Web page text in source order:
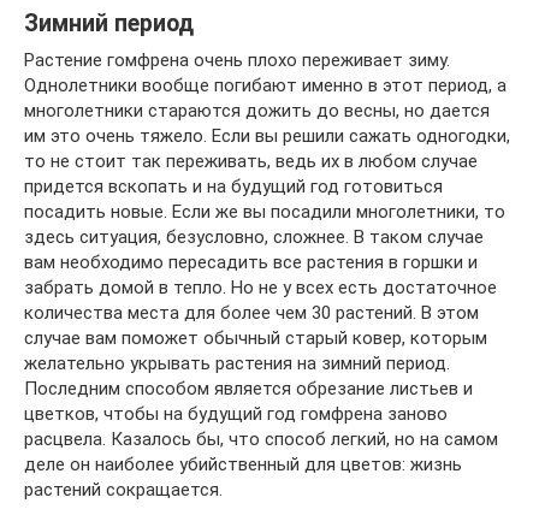
Зимний период
Растение гомфрена очень плохо переживает зиму.
Однолетники вообще погибают именно в этот период, а
многолетники стараются дожить до весны, но дается
им это очень тяжело. Если вы решили сажать одногодки,
то не стоит так переживать, ведь их в любом случае
придется вскопать и на будущий год готовиться
посадить новые. Если же вы посадили многолетники, то
здесь ситуация, безусловно, сложнее. В таком случае
вам необходимо пересадить все растения в горшки и
забрать домой в тепло. Но не у всех есть достаточное
количества места для более чем 30 растений. В этом
случае вам поможет обычный старый ковер, которым
желательно укрывать растения на зимний период.
Последним способом является обрезание листьев и
цветков, чтобы на будущий год гомфрена заново
расцвела. Казалось бы, что способ легкий, но на самом
деле он наиболее убийственный для цветов: жизнь
растений сокращается.